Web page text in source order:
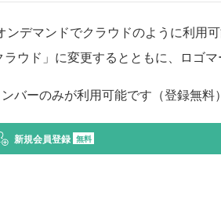
デマンドでクラウドのように利用
ウド」に変更するとともに、ロゴマ
バーのみが利用可能です（登録無料
新規会員登録 無料